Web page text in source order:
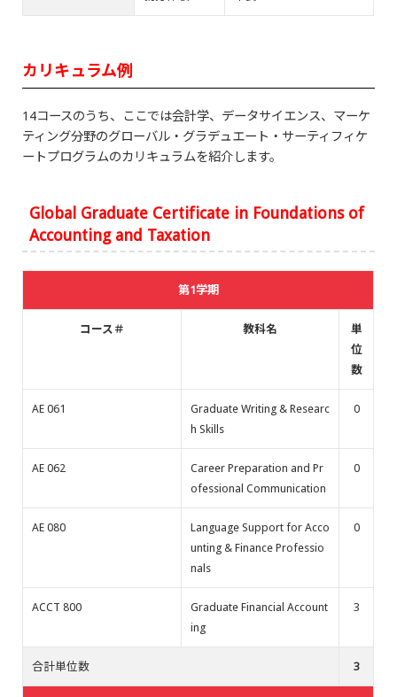
カリキュラム例
14コースのうち、ここでは会計学、データサイエンス、マーケ
ティング分野のグローバル・グラデュエート・サーティフィケ
ートプログラムのカリキュラムを紹介します。
Global Graduate Certificate in Foundations of
Accounting and Taxation
第1学期
コース＃ 教科名
単
位
数
AE 061
Graduate Writing & Researc
h Skills
0
AE 062
Career Preparation and Pr
ofessional Communication
0
AE 080
Language Support for Acco
unting & Finance Professio
nals
0
ACCT 800
Graduate Financial Account
ing
3
合計単位数 3